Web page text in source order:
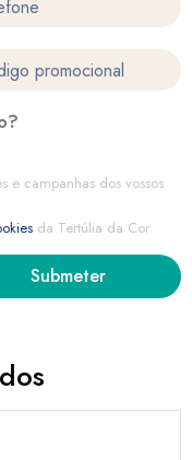
e campanhas dos vossos
da Tertúlia da Cor